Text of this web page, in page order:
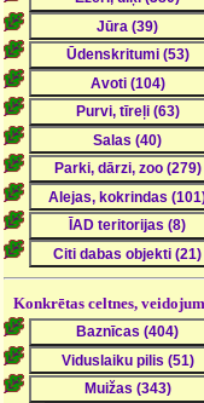
Konkrētas celtnes,